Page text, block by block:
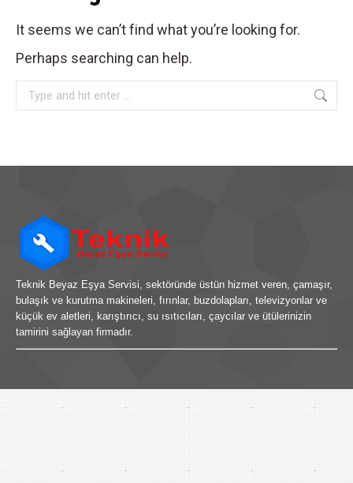
It seems we can’t find what you’re looking for.
Perhaps searching can help.
Search:
Teknik Beyaz Eşya Servisi, sektöründe üstün hizmet veren, çamaşır,
bulaşık ve kurutma makineleri, fırınlar, buzdolapları, televizyonlar ve
küçük ev aletleri, karıştırıcı, su ısıtıcıları, çaycılar ve ütülerinizin
tamirini sağlayan firmadır.